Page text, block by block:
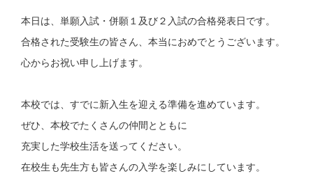
本日は、単願入試・併願１及び２入試の合格発表日です。
合格された受験生の皆さん、本当におめでとうございます。
心からお祝い申し上げます。
本校では、すでに新入生を迎える準備を進めています。
ぜひ、本校でたくさんの仲間とともに
充実した学校生活を送ってください。
在校生も先生方も皆さんの入学を楽しみにしています。